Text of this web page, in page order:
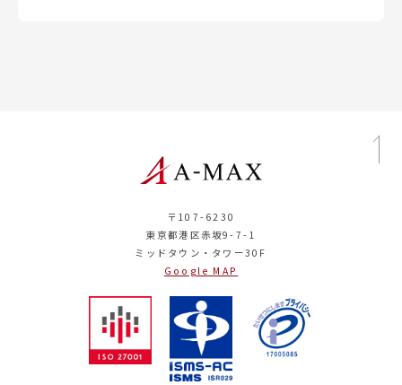
〒107-6230
東京都港区赤坂9-7-1
ミッドタウン・タワー30F
Google MAP